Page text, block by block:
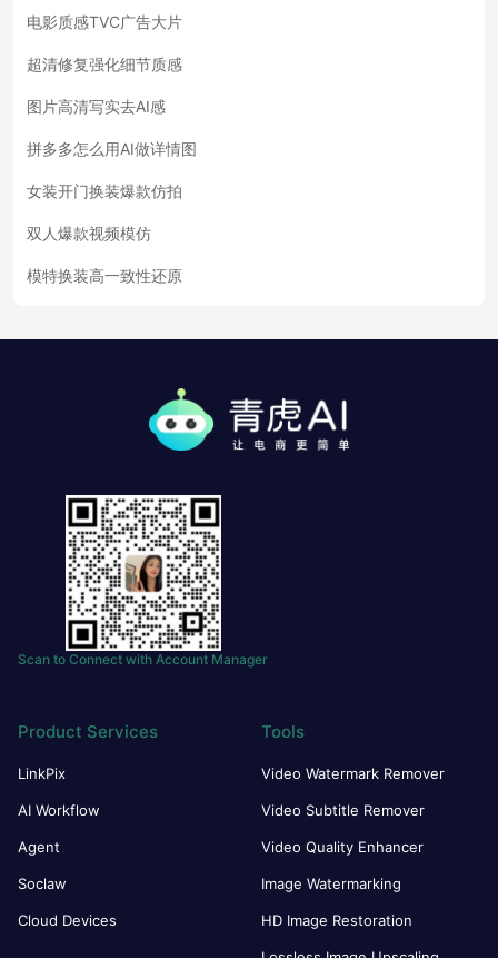
电影质感TVC广告大片
超清修复强化细节质感
图片高清写实去AI感
拼多多怎么用AI做详情图
女装开门换装爆款仿拍
双人爆款视频模仿
模特换装高一致性还原
Scan to Connect with Account Manager
Product Services
LinkPix
AI Workflow
Agent
Soclaw
Cloud Devices
Tools
Video Watermark Remover
Video Subtitle Remover
Video Quality Enhancer
Image Watermarking
HD Image Restoration